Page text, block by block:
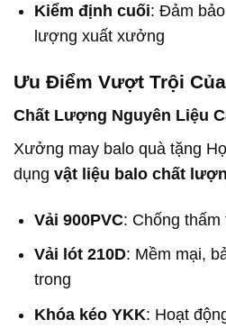
Kiểm định cuối: Đảm
lượng xuất xưởng
Ưu Điểm Vượt Trội
Chất Lượng Nguyên Liệu
Xưởng may balo quà tặng
dụng vật liệu balo chất
Vải 900PVC: Chống thấm
Vải lót 210D: Mềm mại,
trong
Khóa kéo YKK: Hoạt